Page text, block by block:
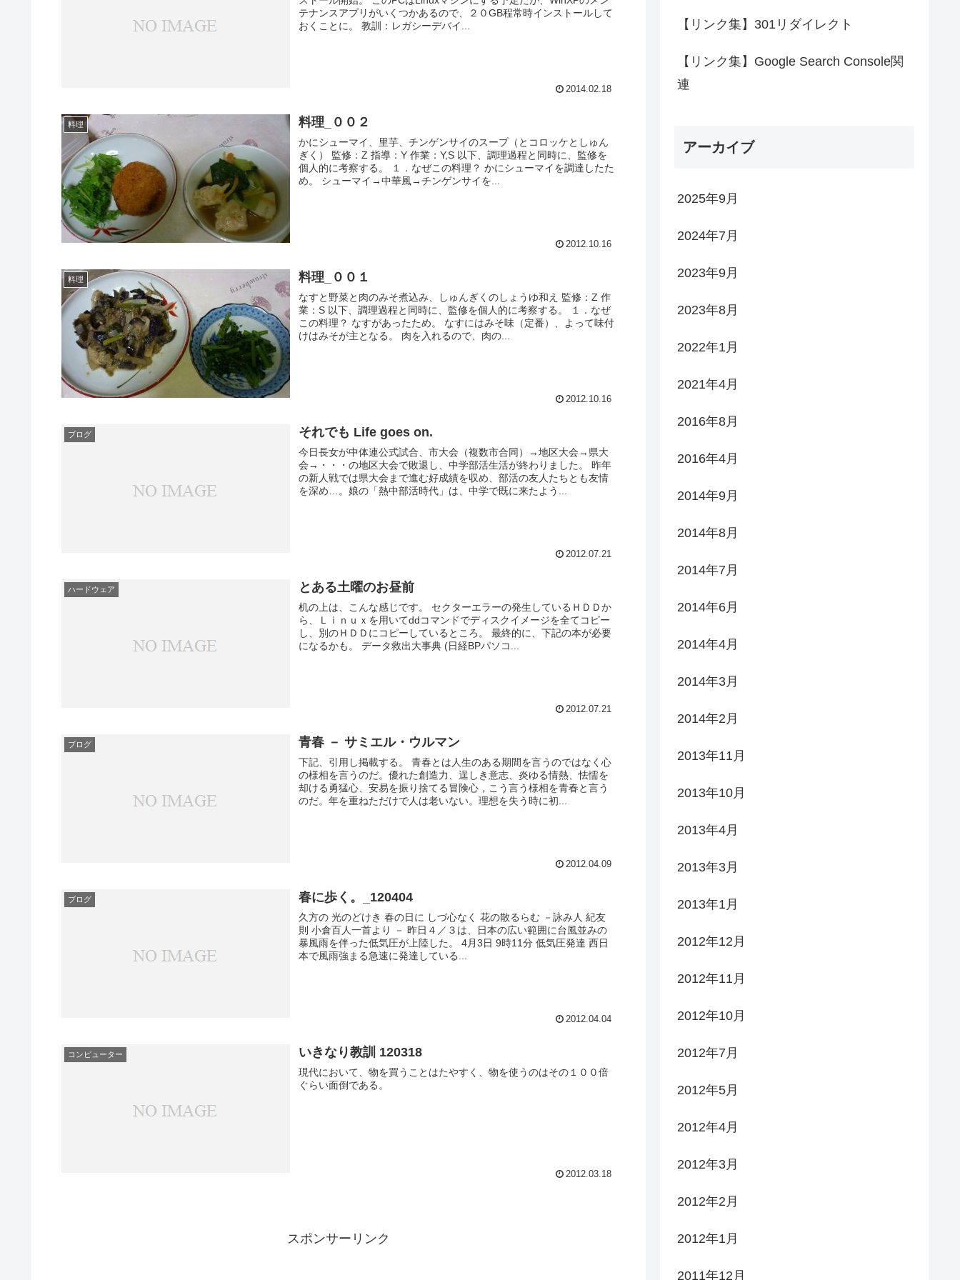
テナンスアプリがいくつかあるので、２０GB程常時インストールして
おくことに。 教訓：レガシーデバイ...
2014.02.18
料理 料理_００２
かにシューマイ、里芋、チンゲンサイのスープ（とコロッケとしゅん
ぎく） 監修：Z 指導：Y 作業：Y,S 以下、調理過程と同時に、監修を
個人的に考察する。 １．なぜこの料理？ かにシューマイを調達したた
め。 シューマイ→中華風→チンゲンサイを...
2012.10.16
料理 料理_００１
なすと野菜と肉のみそ煮込み、しゅんぎくのしょうゆ和え 監修：Z 作
業：S 以下、調理過程と同時に、監修を個人的に考察する。 １．なぜ
この料理？ なすがあったため。 なすにはみそ味（定番）、よって味付
けはみそが主となる。 肉を入れるので、肉の...
2012.10.16
ブログ それでも Life goes on.
今日長女が中体連公式試合、市大会（複数市合同）→地区大会→県大
会→・・・の地区大会で敗退し、中学部活生活が終わりました。 昨年
の新人戦では県大会まで進む好成績を収め、部活の友人たちとも友情
を深め…。娘の「熱中部活時代」は、中学で既に来たよう...
2012.07.21
ハードウェア とある土曜のお昼前
机の上は、こんな感じです。 セクターエラーの発生しているＨＤＤか
ら、Ｌｉｎｕｘを用いてddコマンドでディスクイメージを全てコピー
し、別のＨＤＤにコピーしているところ。 最終的に、下記の本が必要
になるかも。 データ救出大事典 (日経BPパソコ...
2012.07.21
ブログ 青春 － サミエル・ウルマン
下記、引用し掲載する。 青春とは人生のある期間を言うのではなく心
の様相を言うのだ。優れた創造力、逞しき意志、炎ゆる情熱、怯懦を
却ける勇猛心、安易を振り捨てる冒険心，こう言う様相を青春と言う
のだ。年を重ねただけで人は老いない。理想を失う時に初...
2012.04.09
ブログ 春に歩く。_120404
久方の 光のどけき 春の日に しづ心なく 花の散るらむ －詠み人 紀友
則 小倉百人一首より － 昨日４／３は、日本の広い範囲に台風並みの
暴風雨を伴った低気圧が上陸した。 4月3日 9時11分 低気圧発達 西日
本で風雨強まる急速に発達している...
2012.04.04
コンピューター いきなり教訓 120318
現代において、物を買うことはたやすく、物を使うのはその１００倍
ぐらい面倒である。
2012.03.18
スポンサーリンク
【リンク集】301リダイレクト
【リンク集】Google Search Console関
連
アーカイブ
2025年9月
2024年7月
2023年9月
2023年8月
2022年1月
2021年4月
2016年8月
2016年4月
2014年9月
2014年8月
2014年7月
2014年6月
2014年4月
2014年3月
2014年2月
2013年11月
2013年10月
2013年4月
2013年3月
2013年1月
2012年12月
2012年11月
2012年10月
2012年7月
2012年5月
2012年4月
2012年3月
2012年2月
2012年1月
2011年12月